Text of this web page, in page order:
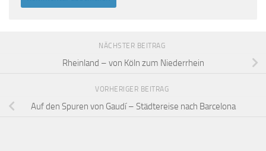
NÄCHSTER BEITRAG
Rheinland – von Köln zum Niederrhein
VORHERIGER BEITRAG
Auf den Spuren von Gaudí – Städtereise nach Barcelona